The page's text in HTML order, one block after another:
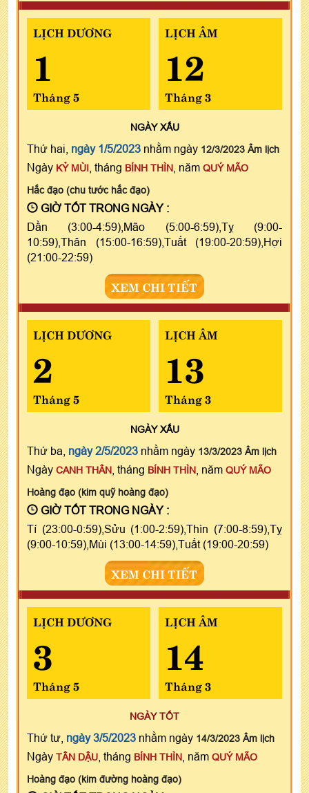
LỊCH DƯƠNG
1
Tháng 5
LỊCH ÂM
12
Tháng 3
NGÀYXẤU
Thứ hai, ngày 1/5/2023 nhằm ngày 12/3/2023 Âm lịch
Ngày KỶ MÙI , tháng BÍNH THÌN , năm QUÝ MÃO
Hắc đạo (chu tước hắc đạo)
GIỜ TỐT TRONG NGÀY :
Dần (3:00-4:59),Mão (5:00-6:59),Tỵ (9:00-
10:59),Thân (15:00-16:59),Tuất (19:00-20:59),Hợi
(21:00-22:59)
XEM CHI TIẾT
LỊCH DƯƠNG
2
Tháng 5
LỊCH ÂM
13
Tháng 3
NGÀYXẤU
Thứ ba, ngày 2/5/2023 nhằm ngày 13/3/2023 Âm lịch
Ngày CANH THÂN , tháng BÍNH THÌN , năm QUÝ MÃO
Hoàng đạo (kim quỹ hoàng đạo)
GIỜ TỐT TRONG NGÀY :
Tí (23:00-0:59),Sửu (1:00-2:59),Thìn (7:00-8:59),Tỵ
(9:00-10:59),Mùi (13:00-14:59),Tuất (19:00-20:59)
XEM CHI TIẾT
LỊCH DƯƠNG
3
Tháng 5
LỊCH ÂM
14
Tháng 3
NGÀY TỐT
Thứ tư, ngày 3/5/2023 nhằm ngày 14/3/2023 Âm lịch
Ngày TÂN DẬU , tháng BÍNH THÌN , năm QUÝ MÃO
Hoàng đạo (kim đường hoàng đạo)